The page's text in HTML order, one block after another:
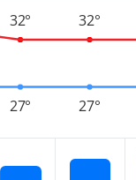
27°
32°
27°
32°